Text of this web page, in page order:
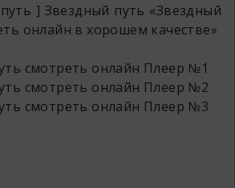
] Звездный путь «Звездный
онлайн в хорошем качестве»
смотреть онлайн Плеер №1
смотреть онлайн Плеер №2
смотреть онлайн Плеер №3